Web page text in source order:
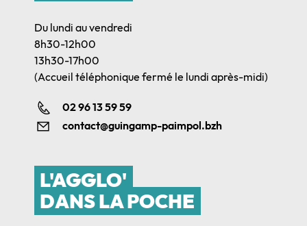
Du lundi au vendredi
8h30-12h00
13h30-17h00
(Accueil téléphonique fermé le lundi après-midi)
02 96 13 59 59
contact@guingamp-paimpol.bzh
L'AGGLO'
DANS LA POCHE